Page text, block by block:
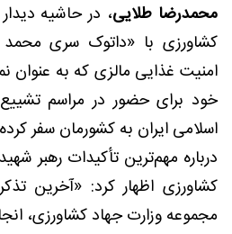
محمدرضا طلایی، در حاشیه
کشاورزی با «داتوک سری محمد
امنیت غذایی مالزی که به عنوان
خود برای حضور در مراسم
اسلامی ایران به کشورمان سفر
درباره مهم‌ترین تأکیدات رهبر
کشاورزی اظهار کرد: «آخرین
مجموعه وزارت جهاد کشاورزی،